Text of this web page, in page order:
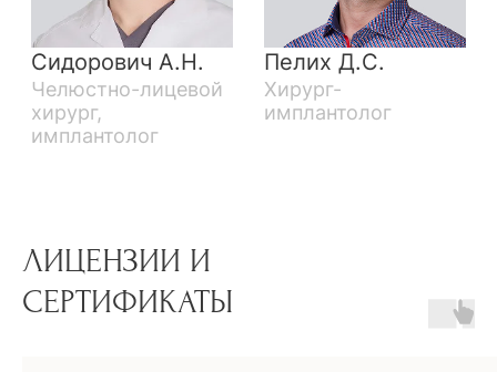
ЛИЦЕНЗИИ И
СЕРТИФИКАТЫ